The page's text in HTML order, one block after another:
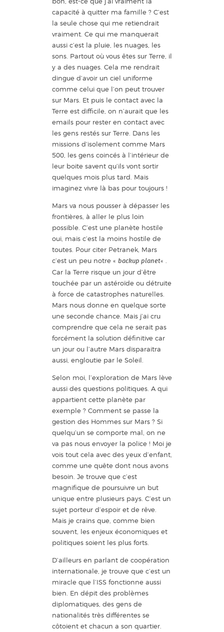
capacité à quitter ma famille ? C’est
la seule chose qui me retiendrait
vraiment. Ce qui me manquerait
aussi c’est la pluie, les nuages, les
sons. Partout où vous êtes sur Terre, il
y a des nuages. Cela me rendrait
dingue d’avoir un ciel uniforme
comme celui que l’on peut trouver
sur Mars. Et puis le contact avec la
Terre est difficile, on n’aurait que les
emails pour rester en contact avec
les gens restés sur Terre. Dans les
missions d’isolement comme Mars
500, les gens coincés à l’intérieur de
leur boite savent qu’ils vont sortir
quelques mois plus tard. Mais
imaginez vivre là bas pour toujours !
Mars va nous pousser à dépasser les
frontières, à aller le plus loin
possible. C’est une planète hostile
oui, mais c’est la moins hostile de
toutes. Pour citer Petranek, Mars
c’est un peu notre « backup planet« .
Car la Terre risque un jour d’être
touchée par un astéroïde ou détruite
à force de catastrophes naturelles.
Mars nous donne en quelque sorte
une seconde chance. Mais j’ai cru
comprendre que cela ne serait pas
forcément la solution définitive car
un jour ou l’autre Mars disparaitra
aussi, engloutie par le Soleil.
Selon moi, l’exploration de Mars lève
aussi des questions politiques. A qui
appartient cette planète par
exemple ? Comment se passe la
gestion des Hommes sur Mars ? Si
quelqu’un se comporte mal, on ne
va pas nous envoyer la police ! Moi je
vois tout cela avec des yeux d’enfant,
comme une quête dont nous avons
besoin. Je trouve que c’est
magnifique de poursuivre un but
unique entre plusieurs pays. C’est un
sujet porteur d’espoir et de rêve.
Mais je crains que, comme bien
souvent, les enjeux économiques et
politiques soient les plus forts.
D’ailleurs en parlant de coopération
internationale, je trouve que c’est un
miracle que l’ISS fonctionne aussi
bien. En dépit des problèmes
diplomatiques, des gens de
nationalités très différentes se
côtoient et chacun a son quartier.